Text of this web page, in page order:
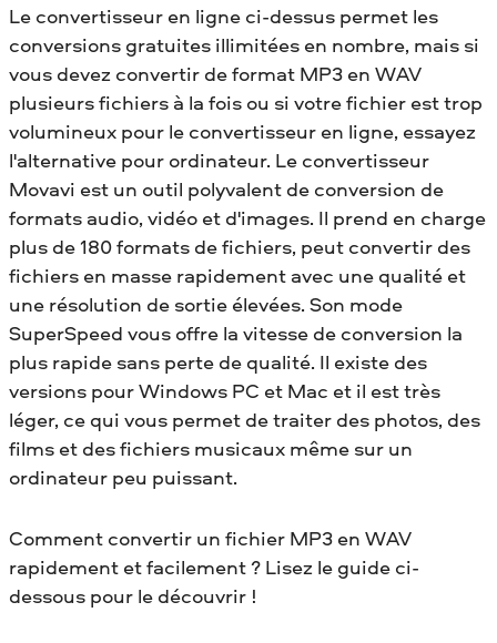
Le convertisseur en ligne ci-dessus permet les
conversions gratuites illimitées en nombre, mais si
vous devez convertir de format MP3 en WAV
plusieurs fichiers à la fois ou si votre fichier est trop
volumineux pour le convertisseur en ligne, essayez
l'alternative pour ordinateur. Le convertisseur
Movavi est un outil polyvalent de conversion de
formats audio, vidéo et d'images. Il prend en charge
plus de 180 formats de fichiers, peut convertir des
fichiers en masse rapidement avec une qualité et
une résolution de sortie élevées. Son mode
SuperSpeed vous offre la vitesse de conversion la
plus rapide sans perte de qualité. Il existe des
versions pour Windows PC et Mac et il est très
léger, ce qui vous permet de traiter des photos, des
films et des fichiers musicaux même sur un
ordinateur peu puissant.
Comment convertir un fichier MP3 en WAV
rapidement et facilement ? Lisez le guide ci-
dessous pour le découvrir !